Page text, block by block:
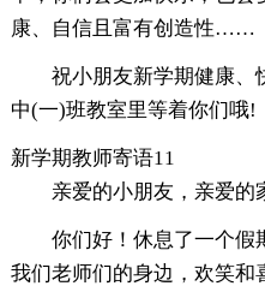
康、自信且富有创造性……
祝小朋友新学期健康、
中(一)班教室里等着你们哦!
新学期教师寄语11
亲爱的小朋友，亲爱的
你们好！休息了一个假
我们老师们的身边，欢笑和